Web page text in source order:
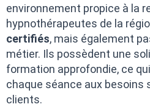
environnement propice à la
hypnothérapeutes de la
certifiés, mais également
métier. Ils possèdent une
formation approfondie, ce
chaque séance aux besoins
clients.